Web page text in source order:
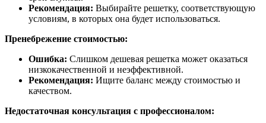
Рекомендация: Выбирайте решетку, соответствующую
условиям, в которых она будет использоваться.
Пренебрежение стоимостью:
Ошибка: Слишком дешевая решетка может оказаться
низкокачественной и неэффективной.
Рекомендация: Ищите баланс между стоимостью и
качеством.
Недостаточная консультация с профессионалом: